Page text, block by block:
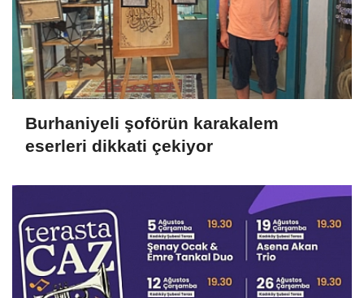
Burhaniyeli şoförün karakalem
eserleri dikkati çekiyor